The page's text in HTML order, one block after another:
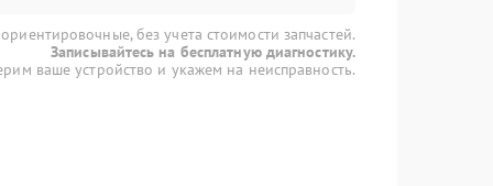
без учета стоимости запчастей.
Записывайтесь на бесплатную диагностику.
ваше устройство и укажем на неисправность.